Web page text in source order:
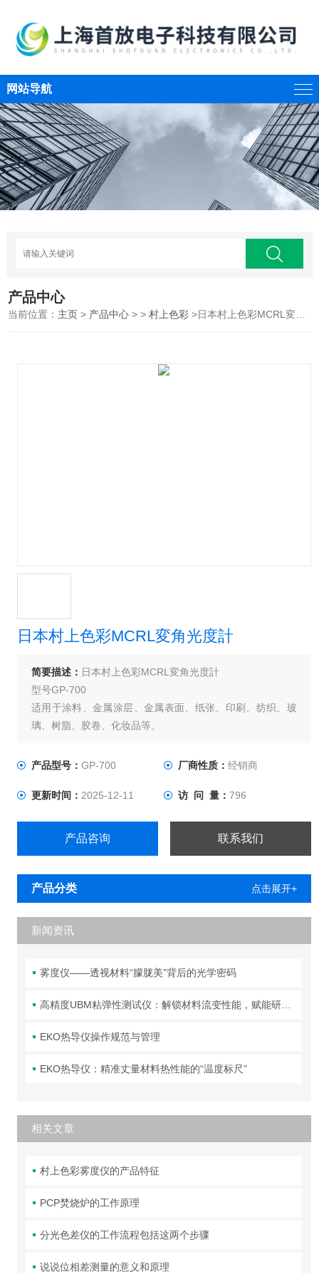
网站导航
产品中心
当前位置： 主页 > 产品中心 > >村上色彩 >日本村上色彩MCRL変角光度計
日本村上色彩MCRL変角光度計
简要描述： 日本村上色彩MCRL変角光度計
型号GP-700
适用于涂料、金属涂层、金属表面、纸张、印刷、纺织、玻
璃、树脂、胶卷、化妆品等。
产品型号： GP-700 厂商性质：经销商
更新时间： 2025-12-11 访 问 量：796
产品咨询 联系我们
产品分类 点击展开+
新闻资讯
雾度仪——透视材料“朦胧美”背后的光学密码
高精度UBM粘弹性测试仪：解锁材料流变性能，赋能研发与质控
EKO热导仪操作规范与管理
EKO热导仪：精准丈量材料热性能的“温度标尺”
相关文章
村上色彩雾度仪的产品特征
PCP焚烧炉的工作原理
分光色差仪的工作流程包括这两个步骤
说说位相差测量的意义和原理